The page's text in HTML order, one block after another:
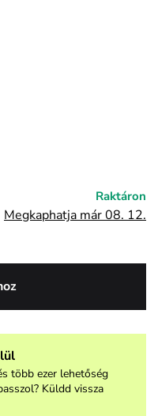
Raktáron
Megkaphatja már 08. 12.
több ezer lehetőség
Küldd vissza